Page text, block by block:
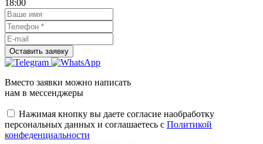
18:00
Вместо заявки можно написать
нам в мессенджеры
Нажимая кнопку вы даете согласие наобработку
персональных данных и соглашаетесь с Политикой
конфеденциальности